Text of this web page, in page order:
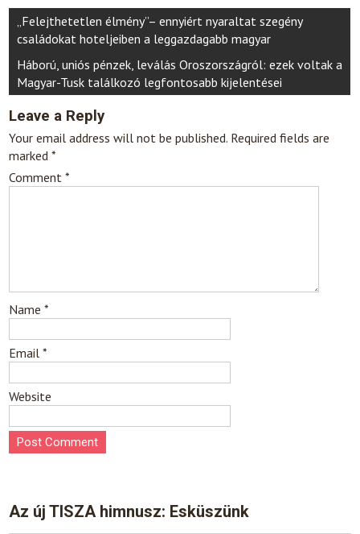
Post
navigation
„Felejthetetlen élmény”– ennyiért nyaraltat szegény
családokat hoteljeiben a leggazdagabb magyar
Háború, uniós pénzek, leválás Oroszországról: ezek voltak a
Magyar-Tusk találkozó legfontosabb kijelentései
Leave a Reply
Your email address will not be published. Required fields are
marked*
Comment*
Name*
Email*
Website
Az új TISZA himnusz: Esküszünk